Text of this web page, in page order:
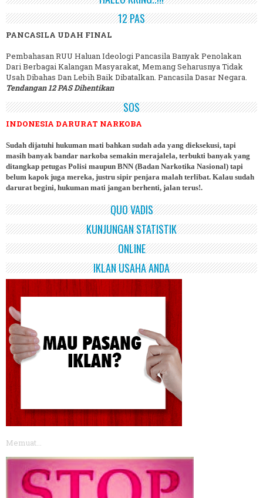
12 PAS
PANCASILA UDAH FINAL
Pembahasan RUU Haluan Ideologi Pancasila Banyak Penolakan
Dari Berbagai Kalangan Masyarakat, Memang Seharusnya Tidak
Usah Dibahas Dan Lebih Baik Dibatalkan. Pancasila Dasar Negara.
Tendangan 12 PAS Dihentikan
SOS
INDONESIA DARURAT NARKOBA
Sudah dijatuhi hukuman mati bahkan sudah ada yang dieksekusi, tapi
masih banyak bandar narkoba semakin merajalela, terbukti banyak yang
ditangkap petugas Polisi maupun BNN (Badan Narkotika Nasional) tapi
belum kapok juga mereka, justru sipir penjara malah terlibat. Kalau sudah
darurat begini, hukuman mati jangan berhenti, jalan terus!.
QUO VADIS
KUNJUNGAN STATISTIK
ONLINE
IKLAN USAHA ANDA
Memuat...